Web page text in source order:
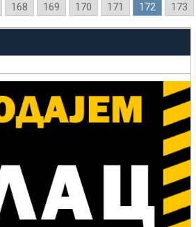
168 169 170 171 172 173